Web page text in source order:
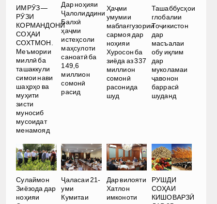
ИМРӮЗ —
РӮЗИ
КОРМАНДОНИ
СОҲАИ
СОХТМОН.
Меъмории
миллӣ ба
ташаккули
симои нави
шаҳрҳо ва
муҳити
зисти
муносиб
мусоидат
менамояд
Дар ноҳияи
Ҷалолиддини
Балхӣ
ҳаҷми
истеҳсоли
маҳсулоти
саноатӣ ба
149,6
миллион
сомонӣ
расид
Ҳаҷми
умумии
маблағгузории
сармоя дар
ноҳияи
Хуросон ба
зиёда аз 337
миллион
сомонӣ
расонида
шуд
Ташаббусҳои
глобалии
Тоҷикистон
дар
масъалаи
обу иқлим
дар
муколамаи
ҷавонон
баррасӣ
шуданд
Сулаймон
Зиёзода дар
ноҳияи
Ҷаласаи 21-
уми
Кумитаи
Дар вилояти
Хатлон
имконоти
РУШДИ
СОҲАИ
КИШОВАРЗӢ